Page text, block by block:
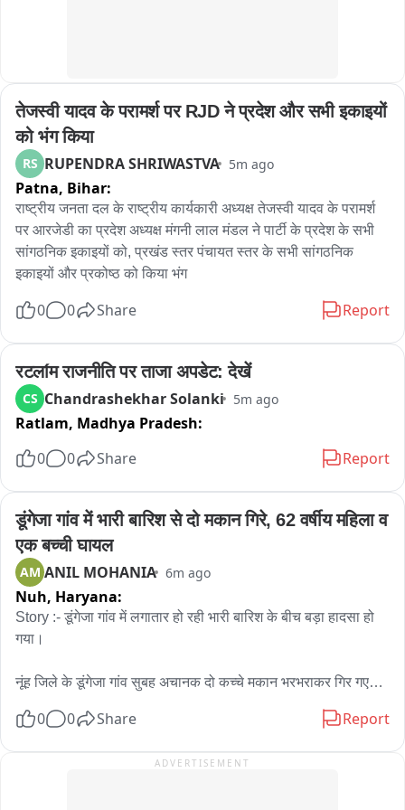
तेजस्वी यादव के परामर्श पर RJD ने प्रदेश और सभी इकाइयों
को भंग किया
RS RUPENDRA SHRIWASTVA 5m ago
Patna, Bihar:
राष्ट्रीय जनता दल के राष्ट्रीय कार्यकारी अध्यक्ष तेजस्वी यादव के परामर्श
पर आरजेडी का प्रदेश अध्यक्ष मंगनी लाल मंडल ने पार्टी के प्रदेश के सभी
सांगठनिक इकाइयों को, प्रखंड स्तर पंचायत स्तर के सभी सांगठनिक
इकाइयों और प्रकोष्ठ को किया भंग
0 0 Share Report
रटला́म राजनीति पर ताजा अपडेट: देखें
CS Chandrashekhar Solanki 5m ago
Ratlam, Madhya Pradesh:
0
0 Share Report
डूंगेजा गांव में भारी बारिश से दो मकान गिरे, 62 वर्षीय महिला व
एक बच्ची घायल
AM ANIL MOHANIA 6m ago
Nuh, Haryana:
Story :- डूंगेजा गांव में लगातार हो रही भारी बारिश के बीच बड़ा हादसा हो
गया।
नूंह जिले के डूंगेजा गांव सुबह अचानक दो कच्चे मकान भरभराकर गिर गए।
छोटी बच्ची को भी चोटें आई हैं। घायल महिला को पहले मांडीखेड़ा अस्पताल
कॉलेज रेफर कर दिया गया। पीड़ित परिवार ने प्रशासन से मुआवजे की मांग
0 0 Share Report
ADVERTISEMENT